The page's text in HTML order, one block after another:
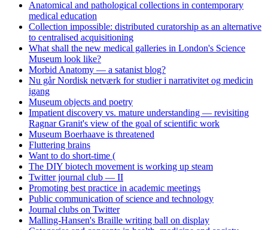
Anatomical and pathological collections in contemporary
medical education
Collection impossible: distributed curatorship as an alternative
to centralised acquisitioning
What shall the new medical galleries in London's Science
Museum look like?
Morbid Anatomy — a satanist blog?
Nu går Nordisk netværk for studier i narrativitet og medicin
igang
Museum objects and poetry
Impatient discovery vs. mature understanding — revisiting
Ragnar Granit's view of the goal of scientific work
Museum Boerhaave is threatened
Fluttering brains
Want to do short-time (
The DIY biotech movement is working up steam
Twitter journal club — II
Promoting best practice in academic meetings
Public communication of science and technology
Journal clubs on Twitter
Malling-Hansen's Braille writing ball on display